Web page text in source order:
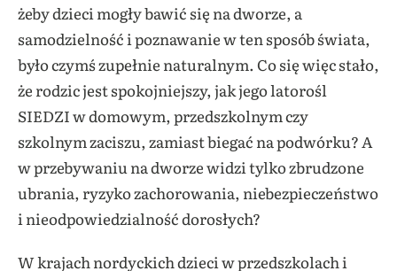
żeby dzieci mogły bawić się na dworze, a
samodzielność i poznawanie w ten sposób świata,
było czymś zupełnie naturalnym. Co się więc stało,
że rodzic jest spokojniejszy, jak jego latorośl
SIEDZI w domowym, przedszkolnym czy
szkolnym zaciszu, zamiast biegać na podwórku? A
w przebywaniu na dworze widzi tylko zbrudzone
ubrania, ryzyko zachorowania, niebezpieczeństwo
i nieodpowiedzialność dorosłych?
W krajach nordyckich dzieci w przedszkolach i